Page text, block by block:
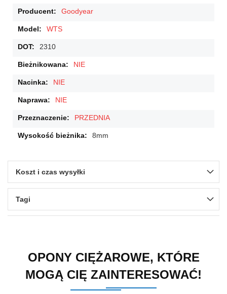
Goodyear
WTS
2310
NIE
NIE
NIE
PRZEDNIA
8mm
Koszt i czas wysyłki
Tagi
OPONY CIĘŻAROWE, KTÓRE
MOGĄ CIĘ ZAINTERESOWAĆ!